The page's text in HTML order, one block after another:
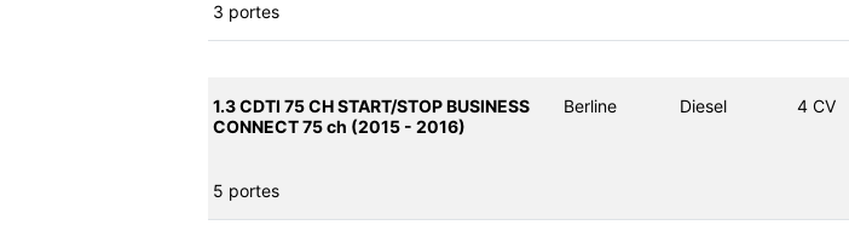
3 portes
1.3 CDTI 75 CH START/STOP BUSINESS
CONNECT 75 ch (2015 - 2016)
Berline Diesel 4 CV
5 portes